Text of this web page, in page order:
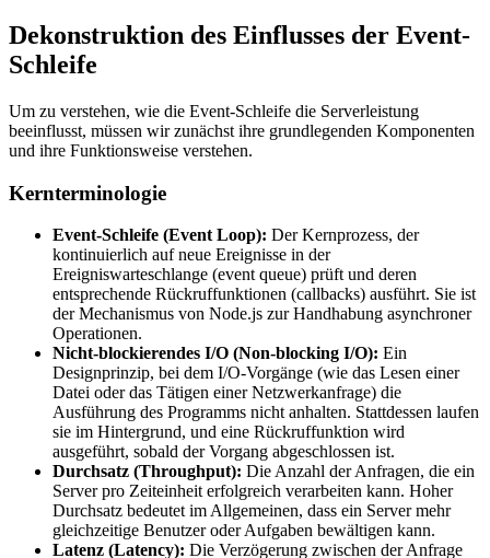
Dekonstruktion des Einflusses der Event-
Schleife
Um zu verstehen, wie die Event-Schleife die Serverleistung
beeinflusst, müssen wir zunächst ihre grundlegenden Komponenten
und ihre Funktionsweise verstehen.
Kernterminologie
Event-Schleife (Event Loop): Der Kernprozess, der
kontinuierlich auf neue Ereignisse in der
Ereigniswarteschlange (event queue) prüft und deren
entsprechende Rückruffunktionen (callbacks) ausführt. Sie ist
der Mechanismus von Node.js zur Handhabung asynchroner
Operationen.
Nicht-blockierendes I/O (Non-blocking I/O): Ein
Designprinzip, bei dem I/O-Vorgänge (wie das Lesen einer
Datei oder das Tätigen einer Netzwerkanfrage) die
Ausführung des Programms nicht anhalten. Stattdessen laufen
sie im Hintergrund, und eine Rückruffunktion wird
ausgeführt, sobald der Vorgang abgeschlossen ist.
Durchsatz (Throughput): Die Anzahl der Anfragen, die ein
Server pro Zeiteinheit erfolgreich verarbeiten kann. Hoher
Durchsatz bedeutet im Allgemeinen, dass ein Server mehr
gleichzeitige Benutzer oder Aufgaben bewältigen kann.
Latenz (Latency): Die Verzögerung zwischen der Anfrage